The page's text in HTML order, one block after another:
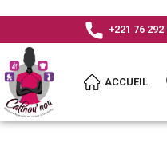
+221 76 292
ACCUEIL